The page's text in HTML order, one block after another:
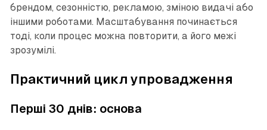
брендом, сезонністю, рекламою, зміною видачі або
іншими роботами. Масштабування починається
тоді, коли процес можна повторити, а його межі
зрозумілі.
Практичний цикл упровадження
Перші 30 днів: основа